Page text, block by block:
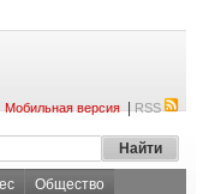
Мобильная версия|RSS
Общество